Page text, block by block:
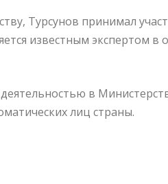
Турсунов принимал
известным экспертом в
в
лиц страны.